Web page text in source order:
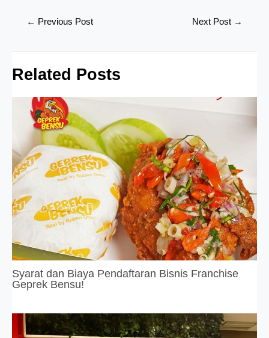
← Previous Post Next Post →
Related Posts
Syarat dan Biaya Pendaftaran Bisnis Franchise
Geprek Bensu!